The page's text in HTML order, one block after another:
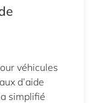
véhicules
d’aide
simplifié